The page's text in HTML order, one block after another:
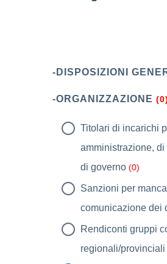
-DISPOSIZIONI
-ORGANIZZAZIONE (0)
Titolari di incarichi
amministrazione,
di governo (0)
Sanzioni per
comunicazione dei
Rendiconti gruppi
regionali/provinciali